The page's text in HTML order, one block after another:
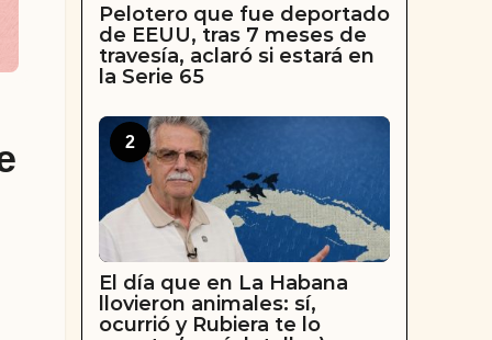
Pelotero que fue deportado
de EEUU, tras 7 meses de
travesía, aclaró si estará en
la Serie 65
2
El día que en La Habana
llovieron animales: sí,
ocurrió y Rubiera te lo